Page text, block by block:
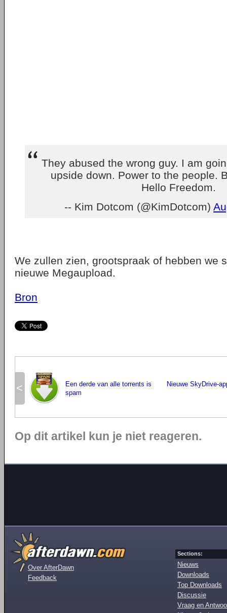
They abused the wrong guy. I am
upside down. Power to the people.
Hello Freedom.
-- Kim Dotcom (@KimDotcom)
We zullen zien, grootspraak of hebben we
nieuwe Megaupload.
Bron
<
Een derde van alle torrents is
spam
Nieuwe SkyDrive-
Op dit artikel kun je niet reageren.
Over AfterDawn
Feedback
Sections:
Nieuws
Downloads
Top Downloads
Discussie
Vraag en